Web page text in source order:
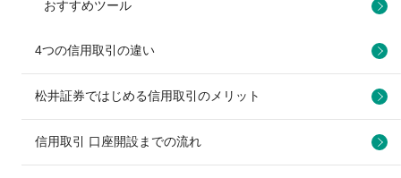
おすすめツール
4つの信用取引の違い
松井証券ではじめる信用取引のメリット
信用取引 口座開設までの流れ